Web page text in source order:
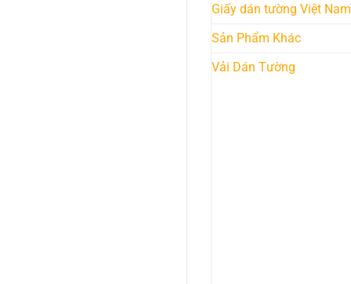
Giấy dán tường Việt Nam
Sản Phẩm Khác
Vải Dán Tường